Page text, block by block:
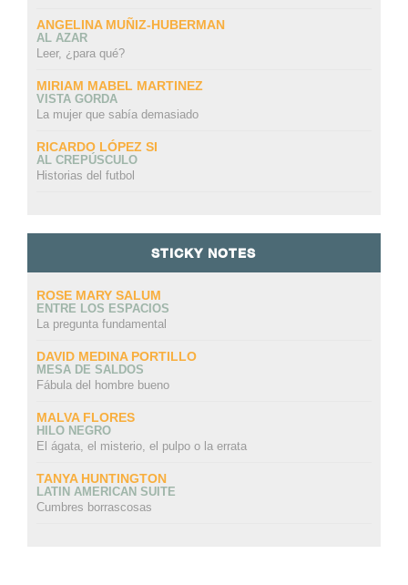
ANGELINA MUÑIZ-HUBERMAN
AL AZAR
Leer, ¿para qué?
MIRIAM MABEL MARTINEZ
VISTA GORDA
La mujer que sabía demasiado
RICARDO LÓPEZ SI
AL CREPÚSCULO
Historias del futbol
STICKY NOTES
ROSE MARY SALUM
ENTRE LOS ESPACIOS
La pregunta fundamental
DAVID MEDINA PORTILLO
MESA DE SALDOS
Fábula del hombre bueno
MALVA FLORES
HILO NEGRO
El ágata, el misterio, el pulpo o la errata
TANYA HUNTINGTON
LATIN AMERICAN SUITE
Cumbres borrascosas